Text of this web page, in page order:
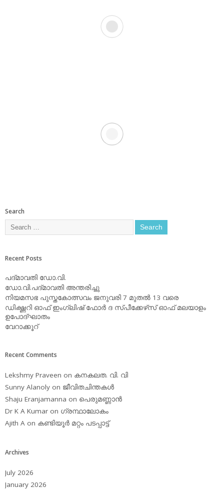
Search
Recent Posts
പദ്മാവതി ഡോ.വി.
ഡോ.വി.പദ്മാവതി അന്തരിച്ചു
നിയമസഭ പുസ്തകോത്സവം ജനുവരി 7 മുതല്‍ 13 വരെ
ഡിക്ഷ്ണറി ഓഫ് ഇംഗ്ലിഷ് ഫോര്‍ ദ സ്പീക്കേഴ്‌സ് ഓഫ് മലയാളം
ഉപോദ്ഘാതം
വേറാക്കൂറ്
Recent Comments
Lekshmy Praveen on കനകലത. വി. വി
Sunny Alanoly on ജീവിതചിന്തകള്‍
Shaju Eranjamanna on പെരുമണ്ണാന്‍
Dr K A Kumar on ഗ്രന്ഥാലോകം
Ajith A on കണ്ടിയൂര്‍ മറ്റം പടപ്പാട്ട്‌
Archives
July 2026
January 2026